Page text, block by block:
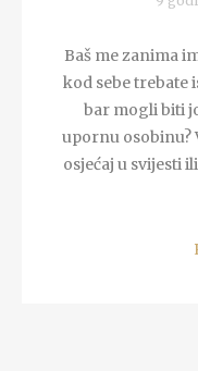
Baš me zanima
kod sebe trebate
bar mogli biti
upornu osobinu?
osjećaj u svijesti